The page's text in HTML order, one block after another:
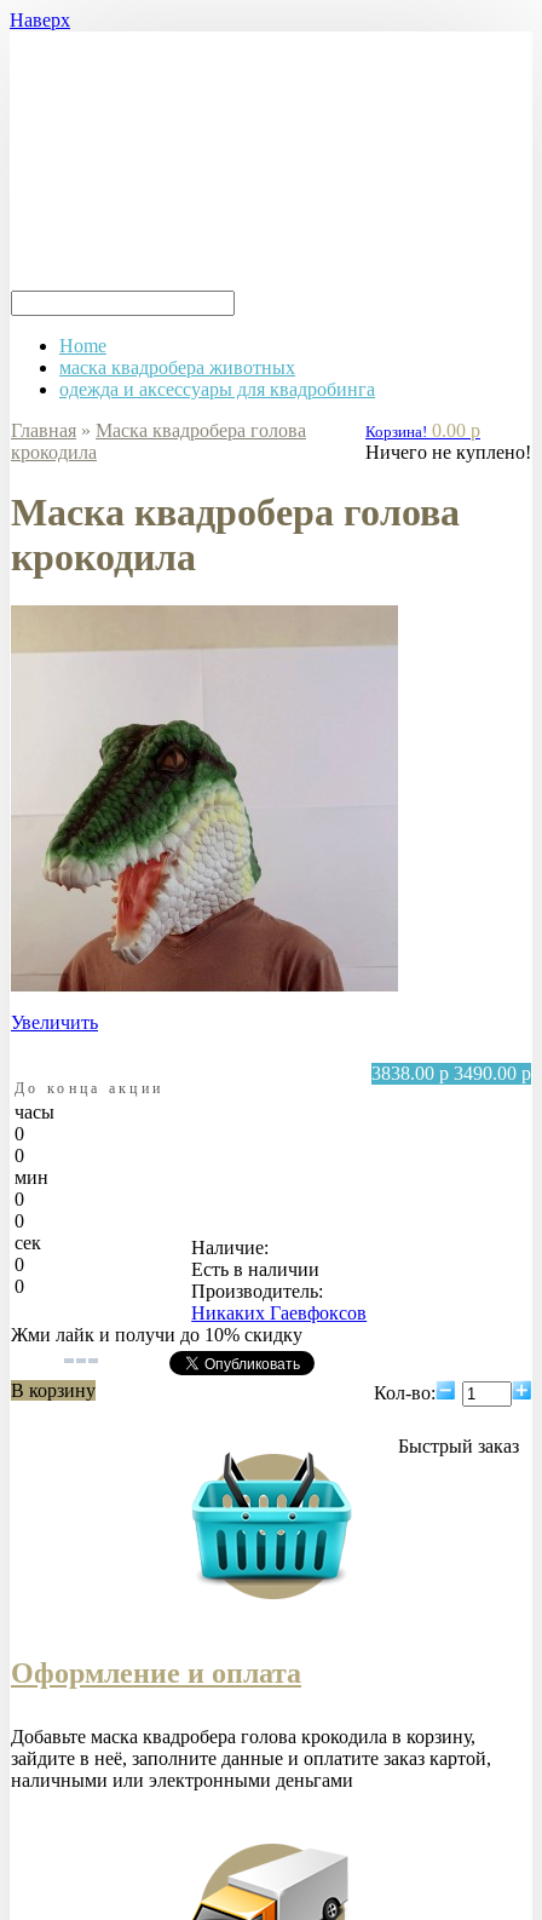
Наверх
Home
маска квадробера животных
одежда и аксессуары для квадробинга
Корзина! 0.00 р
Ничего не куплено!
Главная » Маска квадробера голова
крокодила
Маска квадробера голова
крокодила
Увеличить
До конца акции
часы
0
0
мин
0
0
сек
0
0
3838.00 р 3490.00 р
Наличие:
Есть в наличии
Производитель:
Никаких Гаевфоксов
Жми лайк и получи до 10% скидку
Кол-во:
В корзину
Быстрый заказ
Оформление и оплата
Добавьте маска квадробера голова крокодила в корзину,
зайдите в неё, заполните данные и оплатите заказ картой,
наличными или электронными деньгами